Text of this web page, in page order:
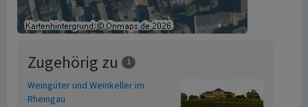
Zugehörig zu 1
Weingüter und Weinkeller im
Rheingau